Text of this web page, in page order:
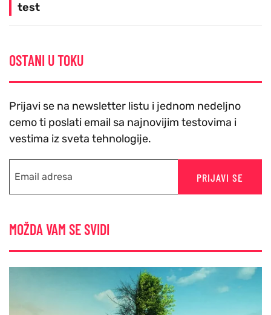
test
OSTANI U TOKU
Prijavi se na newsletter listu i jednom nedeljno
cemo ti poslati email sa najnovijim testovima i
vestima iz sveta tehnologije.
PRIJAVI SE
MOŽDA VAM SE SVIDI